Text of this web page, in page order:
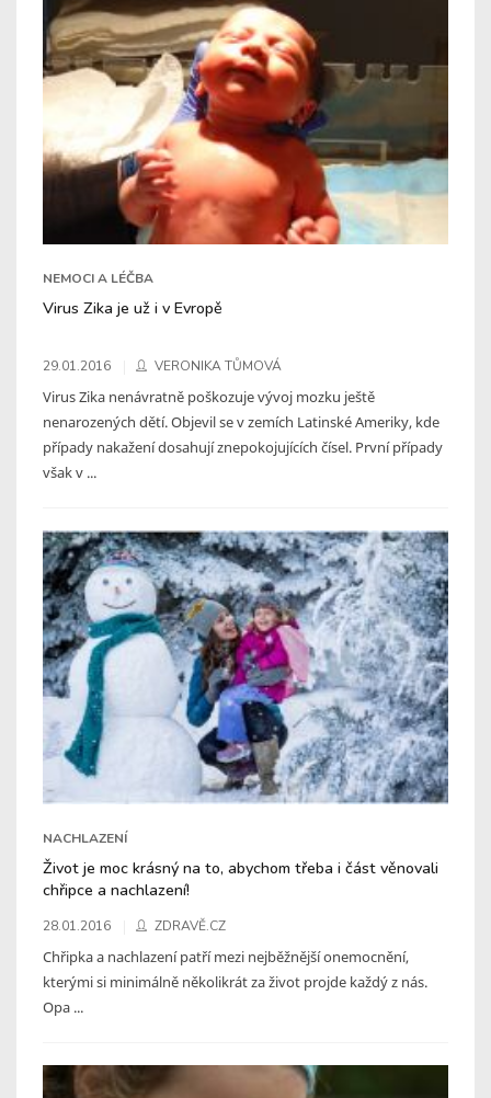
NEMOCI A LÉČBA
Virus Zika je už i v Evropě
29.01.2016 VERONIKA TŮMOVÁ
Virus Zika nenávratně poškozuje vývoj mozku ještě
nenarozených dětí. Objevil se v zemích Latinské Ameriky, kde
případy nakažení dosahují znepokojujících čísel. První případy
však v ...
NACHLAZENÍ
Život je moc krásný na to, abychom třeba i část věnovali
chřipce a nachlazení!
28.01.2016 ZDRAVĚ.CZ
Chřipka a nachlazení patří mezi nejběžnější onemocnění,
kterými si minimálně několikrát za život projde každý z nás.
Opa ...